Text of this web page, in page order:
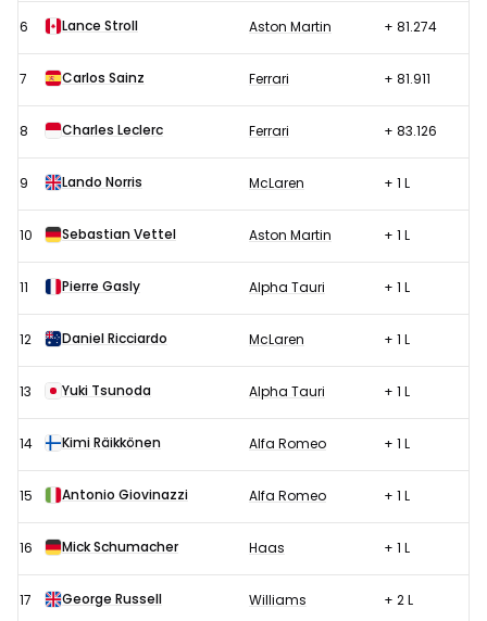
6 Lance Stroll Aston Martin + 81.274
7 Carlos Sainz Ferrari + 81.911
8 Charles Leclerc Ferrari + 83.126
9 Lando Norris McLaren + 1 L
10 Sebastian Vettel Aston Martin + 1 L
11 Pierre Gasly Alpha Tauri + 1 L
12 Daniel Ricciardo McLaren + 1 L
13 Yuki Tsunoda Alpha Tauri + 1 L
14 Kimi Räikkönen Alfa Romeo + 1 L
15 Antonio Giovinazzi Alfa Romeo + 1 L
16 Mick Schumacher Haas + 1 L
17 George Russell Williams + 2 L